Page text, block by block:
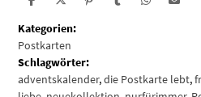
Kategorien:
Postkarten
Schlagwörter:
adventskalender,die Postkarte lebt,